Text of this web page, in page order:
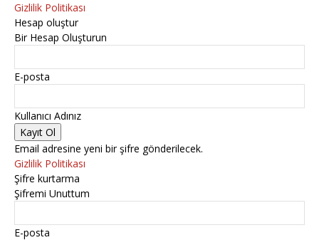
Gizlilik Politikası
Hesap oluştur
Bir Hesap Oluşturun
E-posta
Kullanıcı Adınız
Email adresine yeni bir şifre gönderilecek.
Gizlilik Politikası
Şifre kurtarma
Şifremi Unuttum
E-posta